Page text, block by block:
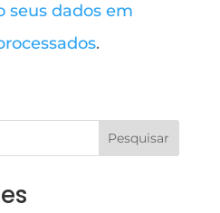
seus dados em
.
Pesquisar